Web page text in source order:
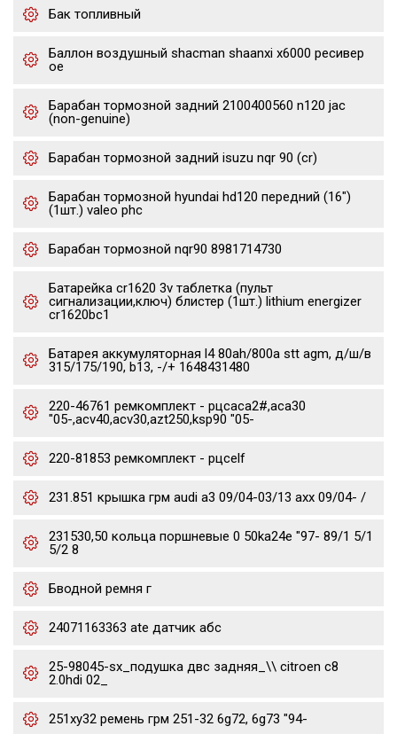
Бак топливный
Баллон воздушный shacman shaanxi x6000 ресивер
oe
Барабан тормозной задний 2100400560 n120 jac
(non-genuine)
Барабан тормозной задний isuzu nqr 90 (cr)
Барабан тормозной hyundai hd120 передний (16")
(1шт.) valeo phc
Барабан тормозной nqr90 8981714730
Батарейка cr1620 3v таблетка (пульт
сигнализации,ключ) блистер (1шт.) lithium energizer
cr1620bc1
Батарея аккумуляторная l4 80ah/800a stt agm, д/ш/в
315/175/190, b13, -/+ 1648431480
220-46761 ремкомплект - рцсaca2#,aca30
"05-,acv40,acv30,azt250,ksp90 "05-
220-81853 ремкомплект - рцсelf
231.851 крышка грм audi a3 09/04-03/13 axx 09/04- /
231530,50 кольца поршневые 0 50ka24e "97- 89/1 5/1
5/2 8
Бводной ремня г
24071163363 ate датчик абс
25-98045-sx_подушка двс задняя_\\ citroen c8
2.0hdi 02_
251xy32 ремень грм 251-32 6g72, 6g73 "94-